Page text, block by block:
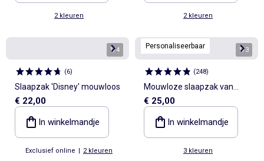
2 kleuren 2 kleuren
1/4
(6)
Slaapzak 'Disney' mouwloos
€ 22,00
In winkelmandje
Exclusief online | 2 kleuren
Personaliseerbaar 1/3
(248)
Mouwloze slaapzak van
katoen met rits TOG 2
€ 25,00
In winkelmandje
3 kleuren